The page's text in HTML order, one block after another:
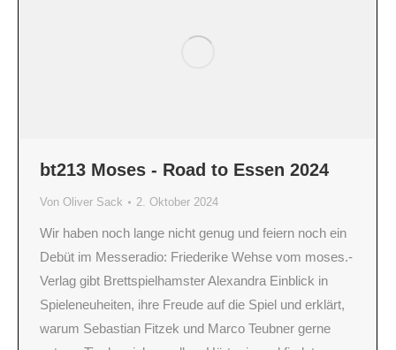
bt213 Moses - Road to Essen 2024
Von Oliver Sack 2. Oktober 2024
Wir haben noch lange nicht genug und feiern noch ein
Debüt im Messeradio: Friederike Wehse vom moses.-
Verlag gibt Brettspielhamster Alexandra Einblick in
Spieleneuheiten, ihre Freude auf die Spiel und erklärt,
warum Sebastian Fitzek und Marco Teubner gerne